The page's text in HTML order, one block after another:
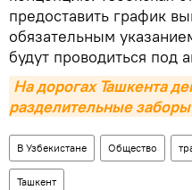
предоставить график
обязательным
будут проводиться под
На дорогах Ташкента
разделительные
В Узбекистане Общество
Ташкент